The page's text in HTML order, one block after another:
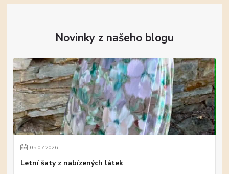
Novinky z našeho blogu
05.07.2026
Letní šaty z nabízených látek